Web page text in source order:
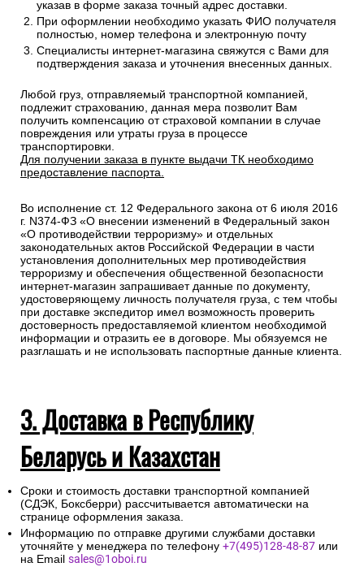
указав в форме заказа точный адрес доставки.
При оформлении необходимо указать ФИО получателя
полностью, номер телефона и электронную почту
Специалисты интернет-магазина свяжутся с Вами для
подтверждения заказа и уточнения внесенных данных.
Любой груз, отправляемый транспортной компанией,
подлежит страхованию, данная мера позволит Вам
получить компенсацию от страховой компании в случае
повреждения или утраты груза в процессе
транспортировки.
Для получении заказа в пункте выдачи ТК необходимо
предоставление паспорта.
Во исполнение ст. 12 Федерального закона от 6 июля 2016
г. N374-ФЗ «О внесении изменений в Федеральный закон
«О противодействии терроризму» и отдельных
законодательных актов Российской Федерации в части
установления дополнительных мер противодействия
терроризму и обеспечения общественной безопасности
интернет-магазин запрашивает данные по документу,
удостоверяющему личность получателя груза, с тем чтобы
при доставке экспедитор имел возможность проверить
достоверность предоставляемой клиентом необходимой
информации и отразить ее в договоре. Мы обязуемся не
разглашать и не использовать паспортные данные клиента.
3. Доставка в Республику
Беларусь и Казахстан
Сроки и стоимость доставки транспортной компанией
(СДЭК, Боксберри) рассчитывается автоматически на
странице оформления заказа.
Информацию по отправке другими службами доставки
уточняйте у менеджера по телефону +7(495)128-48-87 или
на Email sales@1oboi.ru